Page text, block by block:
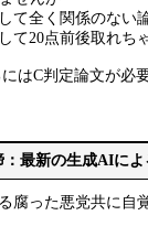
て全く関係のない
て20点前後取れち
はC判定論文が必
最新の生成AIによ
腐った悪党共に自